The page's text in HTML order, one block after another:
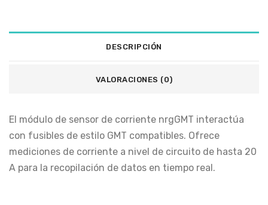
DESCRIPCIÓN
VALORACIONES (0)
El módulo de sensor de corriente nrgGMT interactúa
con fusibles de estilo GMT compatibles. Ofrece
mediciones de corriente a nivel de circuito de hasta 20
A para la recopilación de datos en tiempo real.